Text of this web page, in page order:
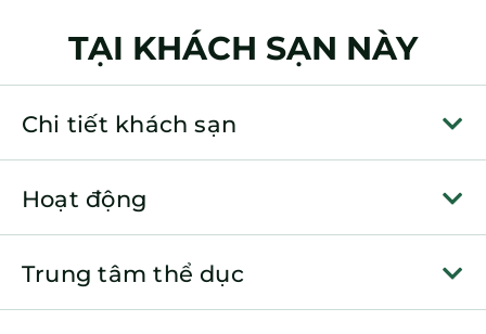
TẠI KHÁCH SẠN NÀY
Chi tiết khách sạn
Hoạt động
Trung tâm thể dục